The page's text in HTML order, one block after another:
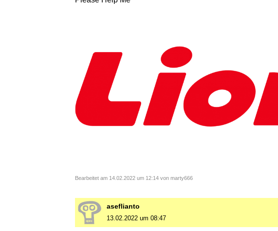
Bearbeitet am 14.02.2022 um 12:14 von marty666
aseflianto
13.02.2022 um 08:47